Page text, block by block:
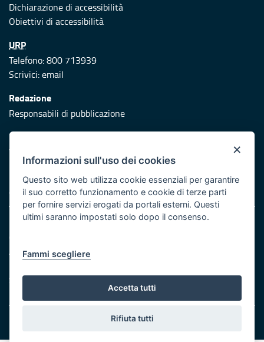
Dichiarazione di accessibilità
Obiettivi di accessibilità
URP
Telefono: 800 713939
Scrivici:email
Redazione
Responsabili di pubblicazione
Protezione civile
Vai al sito di Protezione Civile Puglia
Iniziativa finanziata con risorse del POR Puglia 2014/2020 -
Asse XI
Note legali
Cookie e privacy
Atti di notifica
Servizi Intranet
© Regione Puglia
×
Informazioni sull'uso dei cookies
Questo sito web utilizza cookie essenziali per garantire
il suo corretto funzionamento e cookie di terze parti
per fornire servizi erogati da portali esterni. Questi
ultimi saranno impostati solo dopo il consenso.
Fammi scegliere
Accetta tutti
Rifiuta tutti